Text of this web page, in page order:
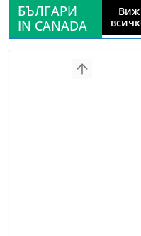
БЪЛГАРИ
IN CANADA
Виж